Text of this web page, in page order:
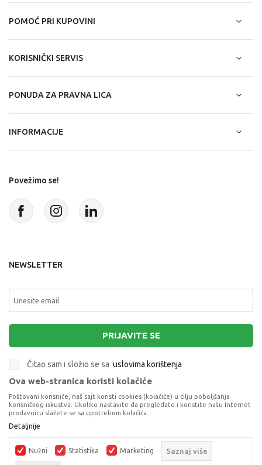
KREATIVNI TORANJ 5U1 SET ZA PE
NAKIT
POMOĆ PRI KUPOVINI
KORISNIČKI SERVIS
PONUDA ZA PRAVNA LICA
INFORMACIJE
Povežimo se!
NEWSLETTER
PRIJAVITE SE
Čitao sam i složio se sa uslovima korištenja
Terms of Service
apply.
Ova web-stranica koristi kolačiće
Poštovani korisniče, naš sajt koristi cookies (kolačiće) u cilju poboljšanja
korisničkog iskustva. Ukoliko nastavite da pregledate i koristite našu Internet
prodavnicu slažete se sa upotrebom kolačića.
Detaljnije
Nužni Statistika Marketing Saznaj više